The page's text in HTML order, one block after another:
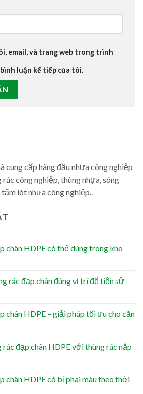
email, và trang web trong trình
luận kế tiếp của tôi.
cung cấp hàng đầu nhựa công nghiệp
công nghiệp, thùng nhựa, sóng
lót nhựa công nghiệp..
chân HDPE có thể dùng trong kho
rác đạp chân đúng vị trí để tiện sử
chân HDPE – giải pháp tối ưu cho căn
rác đạp chân HDPE với thùng rác nắp
chân HDPE có bị phai màu theo thời